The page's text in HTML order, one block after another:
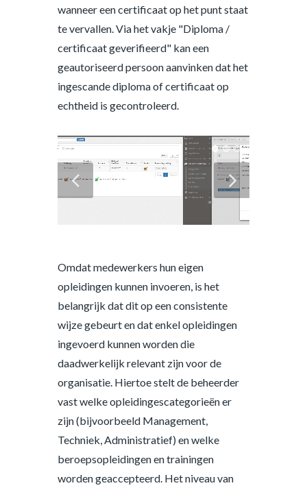
wanneer een certificaat op het punt staat
te vervallen. Via het vakje "Diploma /
certificaat geverifieerd" kan een
geautoriseerd persoon aanvinken dat het
ingescande diploma of certificaat op
echtheid is gecontroleerd.
Omdat medewerkers hun eigen
opleidingen kunnen invoeren, is het
belangrijk dat dit op een consistente
wijze gebeurt en dat enkel opleidingen
ingevoerd kunnen worden die
daadwerkelijk relevant zijn voor de
organisatie. Hiertoe stelt de beheerder
vast welke opleidingescategorieën er
zijn (bijvoorbeeld Management,
Techniek, Administratief) en welke
beroepsopleidingen en trainingen
worden geaccepteerd. Het niveau van